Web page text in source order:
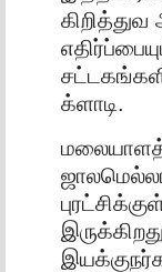
க்ளாடி.